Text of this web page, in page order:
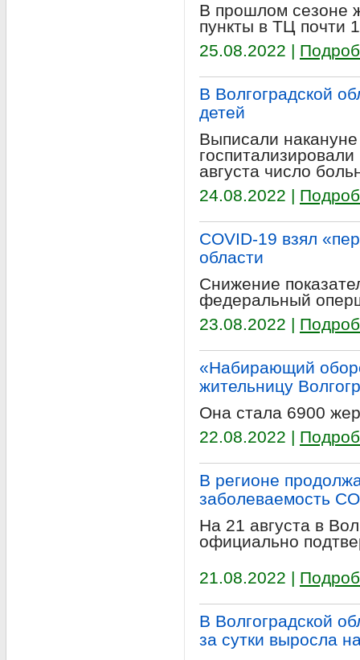
В прошлом сезоне
пункты в ТЦ почти
25.08.2022 |
В Волгоградской
детей
Выписали
августа число
24.08.2022 |
COVID-19 взял
области
Снижение
федеральный
23.08.2022 |
«Набирающий
жительницу
Она стала 6900
22.08.2022 |
В регионе
заболеваемость
На 21 августа в
официально
21.08.2022 |
В Волгоградской
за сутки выросла